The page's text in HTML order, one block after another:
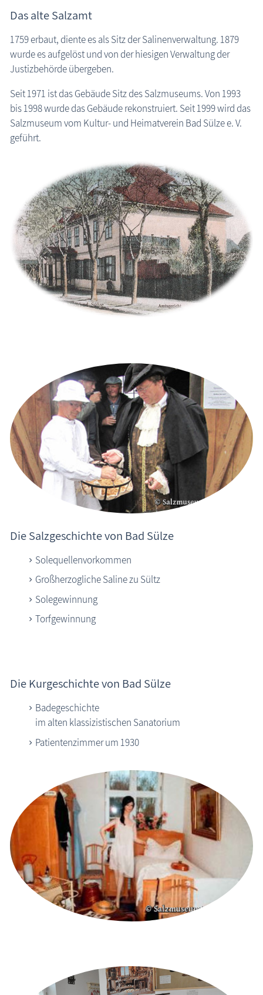
Das alte Salzamt
1759 erbaut, diente es als Sitz der Salinenverwaltung. 1879
wurde es aufgelöst und von der hiesigen Verwaltung der
Justizbehörde übergeben.
Seit 1971 ist das Gebäude Sitz des Salzmuseums. Von 1993
bis 1998 wurde das Gebäude rekonstruiert. Seit 1999 wird das
Salzmuseum vom Kultur- und Heimatverein Bad Sülze e. V.
geführt.
Die Salzgeschichte von Bad Sülze
Solequellenvorkommen
Großherzogliche Saline zu Sültz
Solegewinnung
Torfgewinnung
Die Kurgeschichte von Bad Sülze
Badegeschichte
im alten klassizistischen Sanatorium
Patientenzimmer um 1930